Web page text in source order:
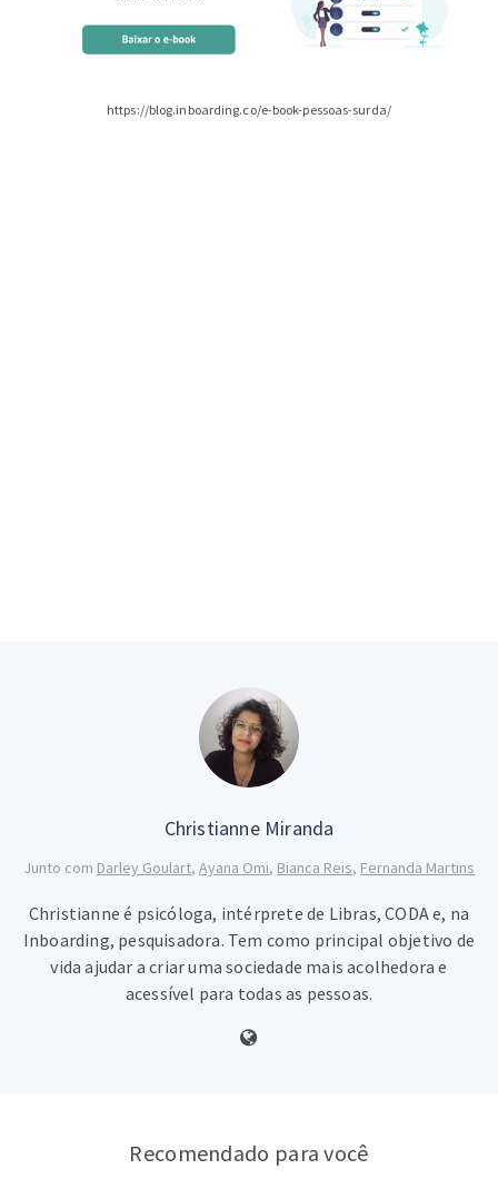
https://blog.inboarding.co/e-book-pessoas-surda/
Christianne Miranda
Junto com Darley Goulart, Ayana Omi, Bianca Reis, Fernanda Martins
Christianne é psicóloga, intérprete de Libras, CODA e, na
Inboarding, pesquisadora. Tem como principal objetivo de
vida ajudar a criar uma sociedade mais acolhedora e
acessível para todas as pessoas.
Recomendado para você